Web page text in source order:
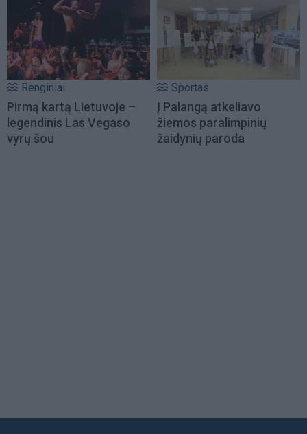
Renginiai
Pirmą kartą Lietuvoje –
legendinis Las Vegaso
vyrų šou
Sportas
Į Palangą atkeliavo
žiemos paralimpinių
žaidynių paroda